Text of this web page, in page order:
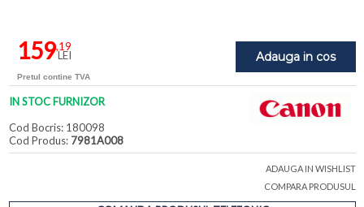
Adauga in cos
159,19
LEI
Pretul contine TVA
IN STOC FURNIZOR
Cod Bocris: 180098
Cod Produs: 7981A008
ADAUGA IN WISHLIST
COMPARA PRODUSUL